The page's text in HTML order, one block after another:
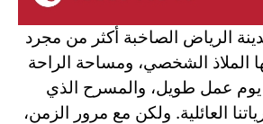
الرياض الصاخبة أكثر من مجرد
الملاذ الشخصي، ومساحة الراحة
يوم عمل طويل، والمسرح الذي
العائلية. ولكن مع مرور الزمن،